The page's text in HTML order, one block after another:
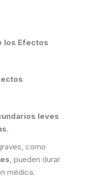
los Efectos
leves
.
como
, pueden durar
médica.